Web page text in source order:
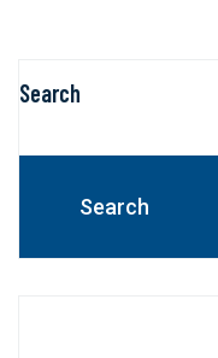
Search